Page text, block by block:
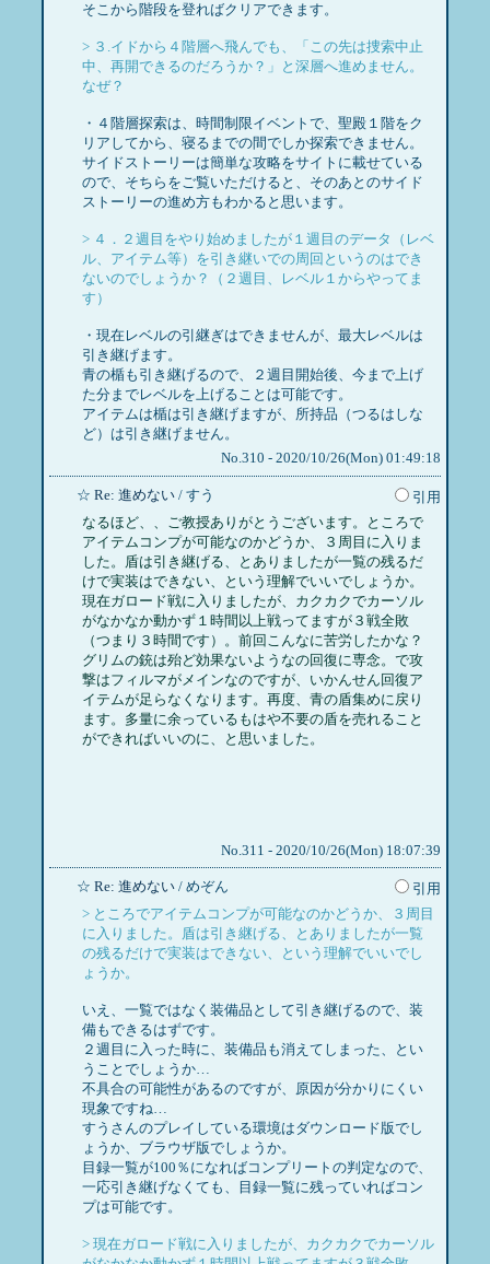
そこから階段を登ればクリアできます。
> ３.イドから４階層へ飛んでも、「この先は捜索中止
中、再開できるのだろうか？」と深層へ進めません。
なぜ？
・４階層探索は、時間制限イベントで、聖殿１階をク
リアしてから、寝るまでの間でしか探索できません。
サイドストーリーは簡単な攻略をサイトに載せている
ので、そちらをご覧いただけると、そのあとのサイド
ストーリーの進め方もわかると思います。
> ４．２週目をやり始めましたが１週目のデータ（レベ
ル、アイテム等）を引き継いでの周回というのはでき
ないのでしょうか？（２週目、レベル１からやってま
す）
・現在レベルの引継ぎはできませんが、最大レベルは
引き継げます。
青の楯も引き継げるので、２週目開始後、今まで上げ
た分までレベルを上げることは可能です。
アイテムは楯は引き継げますが、所持品（つるはしな
ど）は引き継げません。
No.310 - 2020/10/26(Mon) 01:49:18
☆ Re: 進めない / すう
引用
なるほど、、ご教授ありがとうございます。ところで
アイテムコンプが可能なのかどうか、３周目に入りま
した。盾は引き継げる、とありましたが一覧の残るだ
けで実装はできない、という理解でいいでしょうか。
現在ガロード戦に入りましたが、カクカクでカーソル
がなかなか動かず１時間以上戦ってますが３戦全敗
（つまり３時間です）。前回こんなに苦労したかな？
グリムの銃は殆ど効果ないようなの回復に専念。で攻
撃はフィルマがメインなのですが、いかんせん回復ア
イテムが足らなくなります。再度、青の盾集めに戻り
ます。多量に余っているもはや不要の盾を売れること
ができればいいのに、と思いました。
No.311 - 2020/10/26(Mon) 18:07:39
☆ Re: 進めない / めぞん
引用
> ところでアイテムコンプが可能なのかどうか、３周目
に入りました。盾は引き継げる、とありましたが一覧
の残るだけで実装はできない、という理解でいいでし
ょうか。
いえ、一覧ではなく装備品として引き継げるので、装
備もできるはずです。
２週目に入った時に、装備品も消えてしまった、とい
うことでしょうか…
不具合の可能性があるのですが、原因が分かりにくい
現象ですね…
すうさんのプレイしている環境はダウンロード版でし
ょうか、ブラウザ版でしょうか。
目録一覧が100％になればコンプリートの判定なので、
一応引き継げなくても、目録一覧に残っていればコン
プは可能です。
> 現在ガロード戦に入りましたが、カクカクでカーソル